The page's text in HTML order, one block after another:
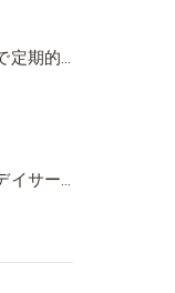
名古屋市中川区で定期的な消防設備点検や整備はいざという時の命を守る安心管理
名古屋市港区のデイサービス消防設備点検は消火器具や誘導灯も丁寧に作業を進めます